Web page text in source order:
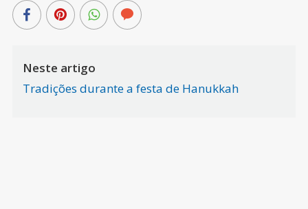
Neste artigo
Tradições durante a festa de Hanukkah